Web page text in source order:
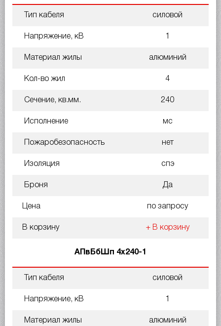
Тип кабеля силовой
Напряжение, кВ 1
Материал жилы алюминий
Кол-во жил 4
Сечение, кв.мм. 240
Исполнение мс
Пожаробезопасность нет
Изоляция спэ
Броня Да
Цена по запросу
В корзину + В корзину
АПвБбШп 4х240-1
Тип кабеля силовой
Напряжение, кВ 1
Материал жилы алюминий